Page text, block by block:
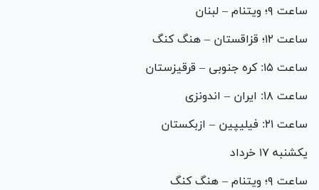
ساعت ۹؛ ویتنام – لبنان
ساعت ۱۲؛ قزاقستان – هنگ کنگ
ساعت ۱۵: کره جنوبی – قرقیزستان
ساعت ۱۸: ایران – اندونزی
ساعت ۲۱: فیلیپین – ازبکستان
یکشنبه ۱۷ خرداد
ساعت ۹؛ ویتنام – هنگ کنگ